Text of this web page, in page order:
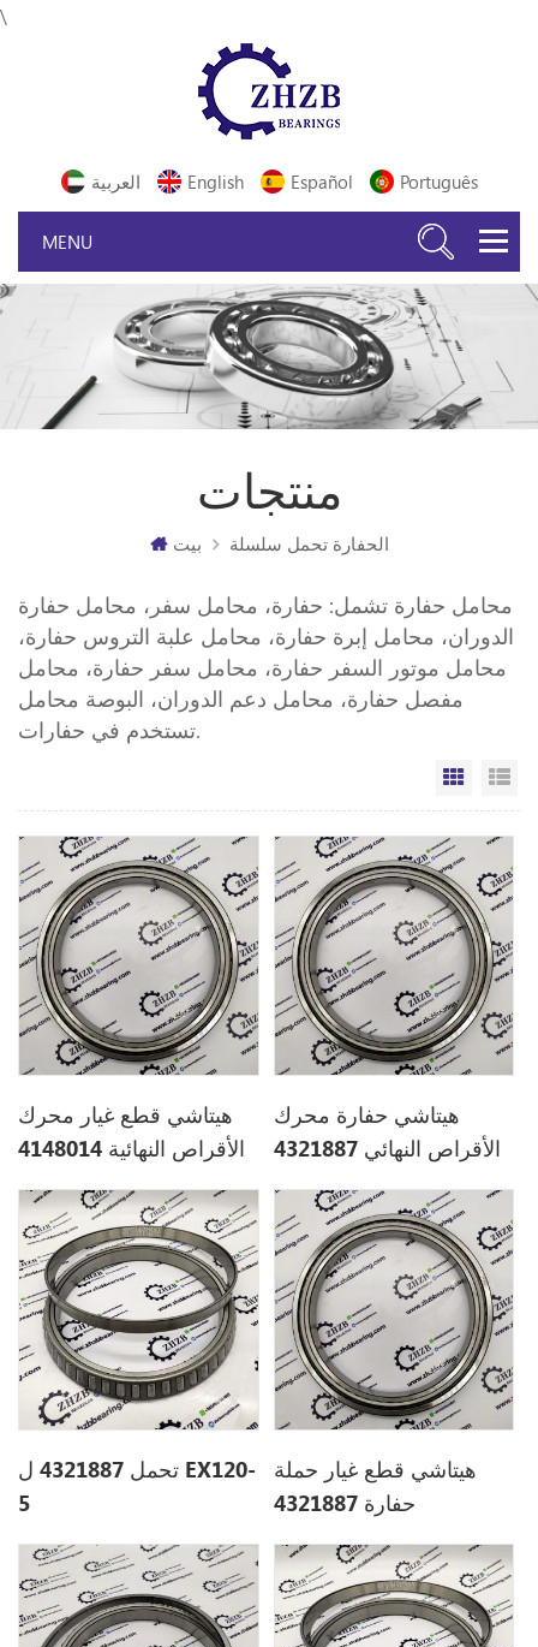
\
العربية English Español Português
منتجات
بيت الحفارة تحمل سلسلة
محامل حفارة تشمل: حفارة، محامل سفر، محامل حفارة
الدوران، محامل إبرة حفارة، محامل علبة التروس حفارة،
محامل موتور السفر حفارة، محامل سفر حفارة، محامل
مفصل حفارة، محامل دعم الدوران، البوصة محامل
تستخدم في حفارات.
هيتاشي قطع غيار محرك
الأقراص النهائية 4148014
هيتاشي حفارة محرك
الأقراص النهائي 4321887
تحمل 4321887 ل EX120-
5
هيتاشي قطع غيار حملة
حفارة 4321887